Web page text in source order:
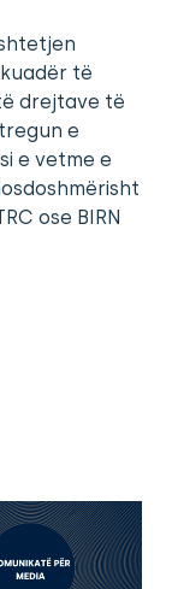
të
drejtave të
e
e vetme e
ose BIRN